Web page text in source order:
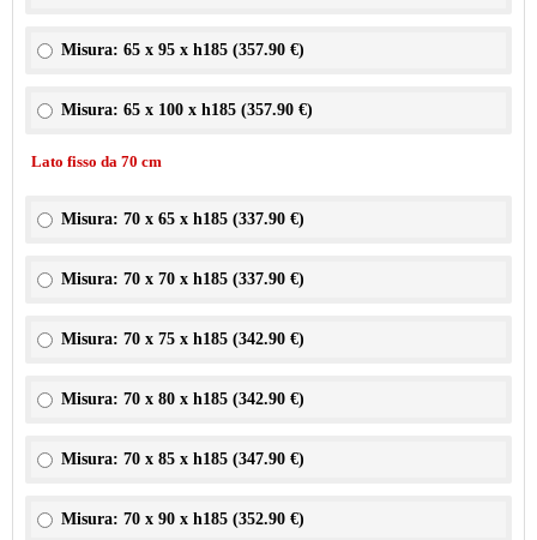
Misura: 65 x 95 x h185 (357.90 €)
Misura: 65 x 100 x h185 (357.90 €)
Lato fisso da 70 cm
Misura: 70 x 65 x h185 (337.90 €)
Misura: 70 x 70 x h185 (337.90 €)
Misura: 70 x 75 x h185 (342.90 €)
Misura: 70 x 80 x h185 (342.90 €)
Misura: 70 x 85 x h185 (347.90 €)
Misura: 70 x 90 x h185 (352.90 €)